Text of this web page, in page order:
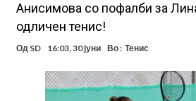
Анисимова со пофалби за
одличен тенис!
Од SD 16:03, 30 јуни Во : Тенис